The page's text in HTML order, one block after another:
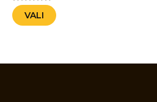
Hinnanguga
0
/
VALI